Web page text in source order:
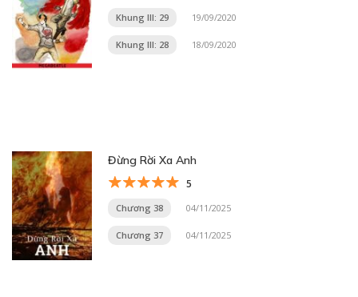
Khung III: 29 19/09/2020
Khung III: 28 18/09/2020
Đừng Rời Xa Anh
5
Chương 38 04/11/2025
Chương 37 04/11/2025